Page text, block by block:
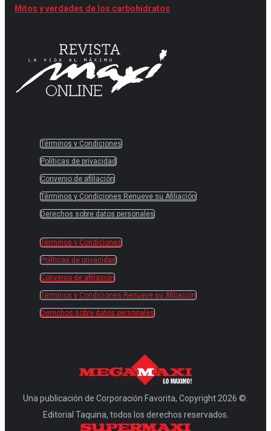
Mitos y verdades de los carbohidratos
Términos y Condiciones
Políticas de privacidad
Convenio de afiliación
Términos y Condiciones Renueve su Afiliación
Derechos sobre datos personales
Términos y Condiciones
Políticas de privacidad
Convenio de afiliación
Términos y Condiciones Renueve su Afiliación
Derechos sobre datos personales
Una publicación de Corporación Favorita, Copyright 2026 ©.
Editorial Taquina, todos los derechos reservados.